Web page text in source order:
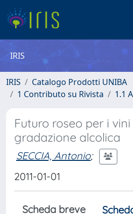
IRIS
IRIS
Catalogo Prodotti UNIBA
1 Contributo su Rivista
1.1
Futuro roseo per i
gradazione alcolica
SECCIA, Antonio;
2011-01-01
Scheda breve